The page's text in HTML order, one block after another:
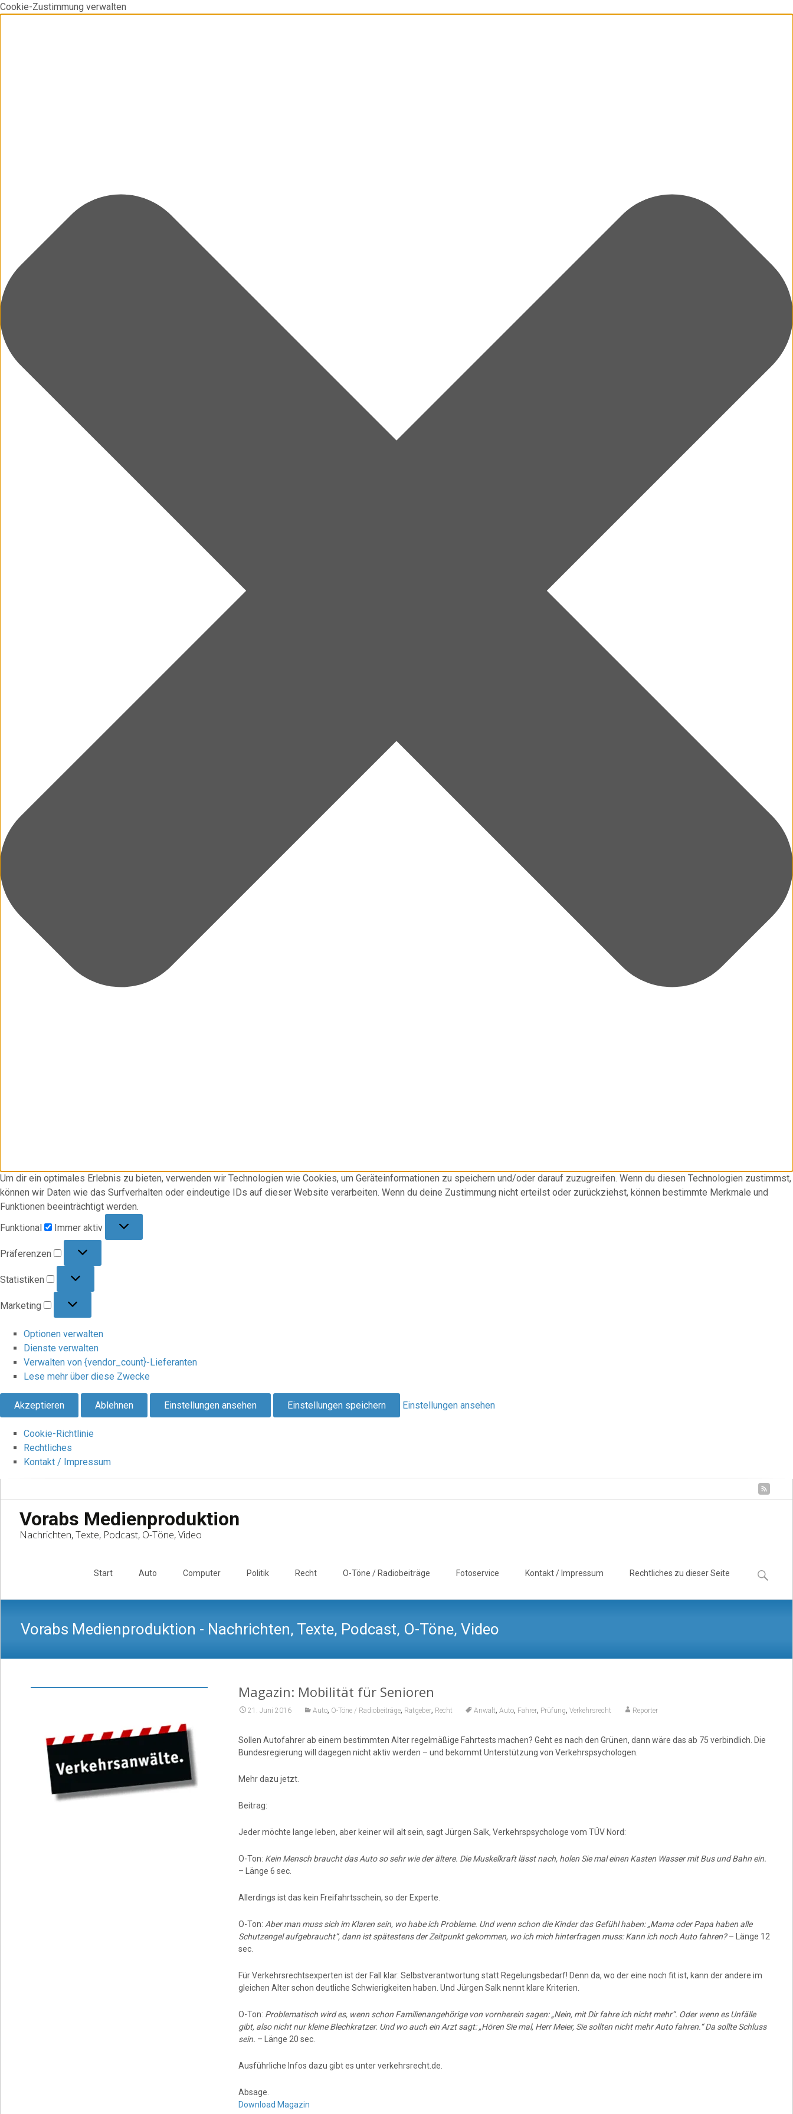
Cookie-Zustimmung verwalten
Um dir ein optimales Erlebnis zu bieten, verwenden wir Technologien wie Cookies, um Geräteinformationen zu speichern und/oder darauf zuzugreifen. Wenn du diesen Technologien zustimmst,
können wir Daten wie das Surfverhalten oder eindeutige IDs auf dieser Website verarbeiten. Wenn du deine Zustimmung nicht erteilst oder zurückziehst, können bestimmte Merkmale und
Funktionen beeinträchtigt werden.
Funktional
Immer aktiv
Präferenzen
Statistiken
Marketing
Optionen verwalten
Dienste verwalten
Verwalten von {vendor_count}-Lieferanten
Lese mehr über diese Zwecke
Akzeptieren Ablehnen Einstellungen ansehen Einstellungen speichern Einstellungen ansehen
Cookie-Richtlinie
Rechtliches
Kontakt / Impressum
Vorabs Medienproduktion
Nachrichten, Texte, Podcast, O-Töne, Video
Start Auto Computer Politik Recht O-Töne / Radiobeiträge Fotoservice Kontakt / Impressum Rechtliches zu dieser Seite
Suchen
nach:
Vorabs Medienproduktion - Nachrichten, Texte, Podcast, O-Töne, Video
Magazin: Mobilität für Senioren
21. Juni 2016 Auto, O-Töne / Radiobeiträge, Ratgeber, Recht Anwalt, Auto, Fahrer, Prüfung, Verkehrsrecht Reporter
Sollen Autofahrer ab einem bestimmten Alter regelmäßige Fahrtests machen? Geht es nach den Grünen, dann wäre das ab 75 verbindlich. Die
Bundesregierung will dagegen nicht aktiv werden – und bekommt Unterstützung von Verkehrspsychologen.
Mehr dazu jetzt.
Beitrag:
Jeder möchte lange leben, aber keiner will alt sein, sagt Jürgen Salk, Verkehrspsychologe vom TÜV Nord:
O-Ton: Kein Mensch braucht das Auto so sehr wie der ältere. Die Muskelkraft lässt nach, holen Sie mal einen Kasten Wasser mit Bus und Bahn ein.
– Länge 6 sec.
Allerdings ist das kein Freifahrtsschein, so der Experte.
O-Ton: Aber man muss sich im Klaren sein, wo habe ich Probleme. Und wenn schon die Kinder das Gefühl haben: „Mama oder Papa haben alle
Schutzengel aufgebraucht“, dann ist spätestens der Zeitpunkt gekommen, wo ich mich hinterfragen muss: Kann ich noch Auto fahren?– Länge 12
sec.
Für Verkehrsrechtsexperten ist der Fall klar: Selbstverantwortung statt Regelungsbedarf! Denn da, wo der eine noch fit ist, kann der andere im
gleichen Alter schon deutliche Schwierigkeiten haben. Und Jürgen Salk nennt klare Kriterien.
O-Ton: Problematisch wird es, wenn schon Familienangehörige von vornherein sagen: „Nein, mit Dir fahre ich nicht mehr“. Oder wenn es Unfälle
gibt, also nicht nur kleine Blechkratzer. Und wo auch ein Arzt sagt: „Hören Sie mal, Herr Meier, Sie sollten nicht mehr Auto fahren.“ Da sollte Schluss
sein. – Länge 20 sec.
Ausführliche Infos dazu gibt es unter verkehrsrecht.de.
Absage.
Download Magazin